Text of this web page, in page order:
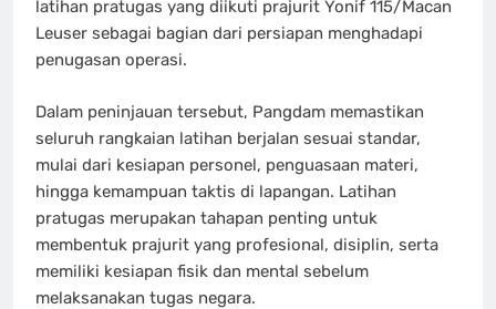
latihan pratugas yang diikuti prajurit Yonif 115/Macan
Leuser sebagai bagian dari persiapan menghadapi
penugasan operasi.
Dalam peninjauan tersebut, Pangdam memastikan
seluruh rangkaian latihan berjalan sesuai standar,
mulai dari kesiapan personel, penguasaan materi,
hingga kemampuan taktis di lapangan. Latihan
pratugas merupakan tahapan penting untuk
membentuk prajurit yang profesional, disiplin, serta
memiliki kesiapan fisik dan mental sebelum
melaksanakan tugas negara.